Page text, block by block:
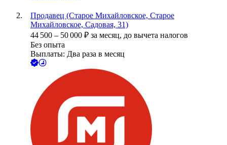
Продавец (Старое Михайловское, Старое
Михайловское, Садовая, 31)
44 500 – 50 000 ₽ за месяц, до вычета налогов
Без опыта
Выплаты: Два раза в месяц